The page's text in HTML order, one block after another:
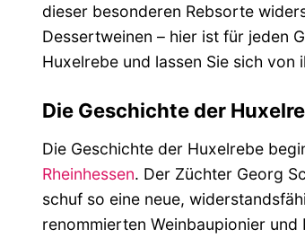
dieser besonderen Rebsorte
Dessertweinen – hier ist für jeden
Huxelrebe und lassen Sie sich
Die Geschichte der
Die Geschichte der Huxelrebe
Rheinhessen. Der Züchter Georg
schuf so eine neue,
renommierten Weinbaupionier und